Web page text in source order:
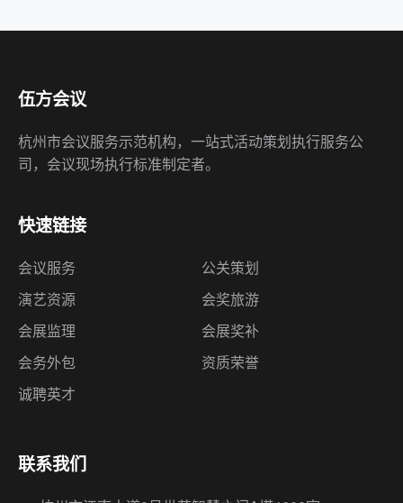
伍方会议
杭州市会议服务示范机构，一站式活动策划执行服务公
司，会议现场执行标准制定者。
快速链接
会议服务
公关策划
演艺资源
会奖旅游
会展监理
会展奖补
会务外包
资质荣誉
诚聘英才
联系我们